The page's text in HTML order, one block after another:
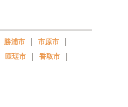
勝浦市 ｜ 市原市 ｜
匝瑳市 ｜ 香取市 ｜